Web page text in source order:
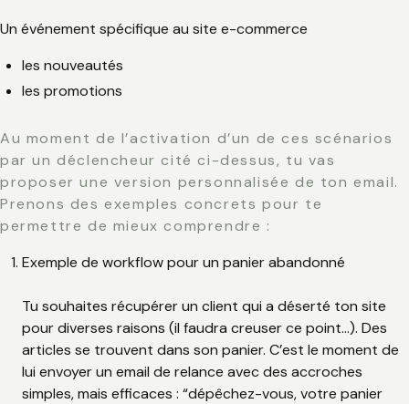
Un événement spécifique au site e-commerce
les nouveautés
les promotions
Au moment de l’activation d’un de ces scénarios
par un déclencheur cité ci-dessus, tu vas
proposer une version personnalisée de ton email.
Prenons des exemples concrets pour te
permettre de mieux comprendre :
Exemple de workflow pour un panier abandonné
Tu souhaites récupérer un client qui a déserté ton site
pour diverses raisons (il faudra creuser ce point…). Des
articles se trouvent dans son panier. C’est le moment de
lui envoyer un email de relance avec des accroches
simples, mais efficaces : “dépêchez-vous, votre panier